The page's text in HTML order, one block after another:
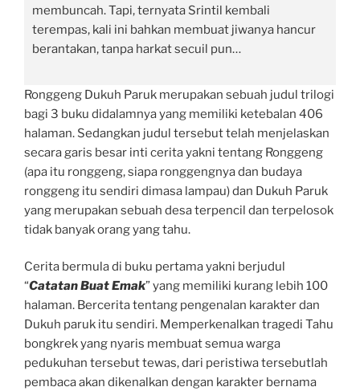
membuncah. Tapi, ternyata Srintil kembali
terempas, kali ini bahkan membuat jiwanya hancur
berantakan, tanpa harkat secuil pun…
Ronggeng Dukuh Paruk merupakan sebuah judul trilogi
bagi 3 buku didalamnya yang memiliki ketebalan 406
halaman. Sedangkan judul tersebut telah menjelaskan
secara garis besar inti cerita yakni tentang Ronggeng
(apa itu ronggeng, siapa ronggengnya dan budaya
ronggeng itu sendiri dimasa lampau) dan Dukuh Paruk
yang merupakan sebuah desa terpencil dan terpelosok
tidak banyak orang yang tahu.
Cerita bermula di buku pertama yakni berjudul
“Catatan Buat Emak” yang memiliki kurang lebih 100
halaman. Bercerita tentang pengenalan karakter dan
Dukuh paruk itu sendiri. Memperkenalkan tragedi Tahu
bongkrek yang nyaris membuat semua warga
pedukuhan tersebut tewas, dari peristiwa tersebutlah
pembaca akan dikenalkan dengan karakter bernama